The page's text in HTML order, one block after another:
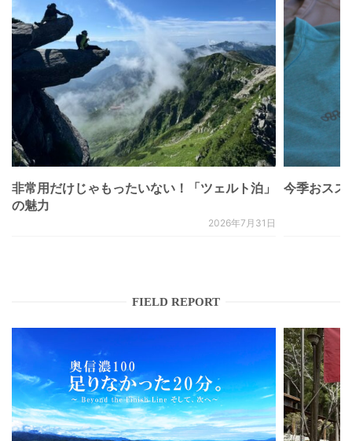
非常用だけじゃもったいない！「ツェルト泊」
の魅力
2026年7月31日
今季おスス
FIELD REPORT